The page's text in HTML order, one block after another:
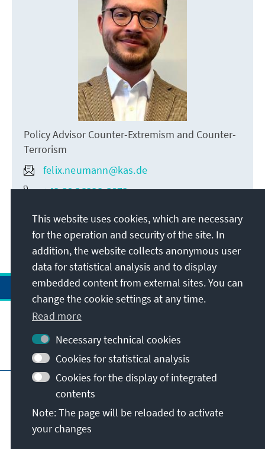
Policy Advisor Counter-Extremism and Counter-
Terrorism
felix.neumann@kas.de
+49 30 26996-3879
Visit also
Imprint Data protection
Terms of use
Declaration on accessibility
Report an accessibility issue
© Konrad-Adenauer-Stiftung e.V. 2026
This website uses cookies, which are necessary
for the operation and security of the site. In
addition, the website collects anonymous user
data for statistical analysis and to display
embedded content from external sites. You can
change the cookie settings at any time.
Read more
Necessary technical cookies
Cookies for statistical analysis
Cookies for the display of integrated
contents
Note: The page will be reloaded to activate
your changes